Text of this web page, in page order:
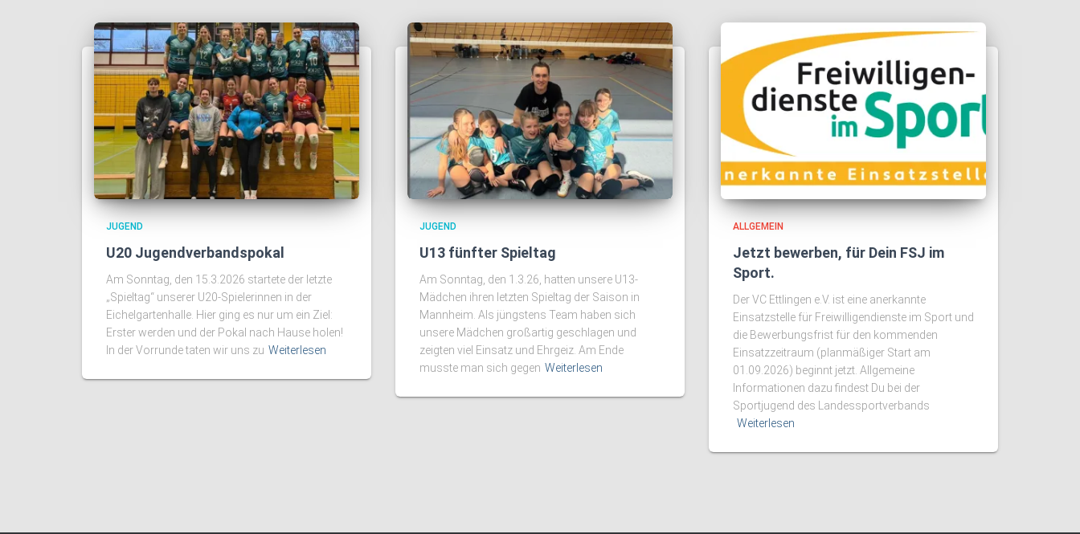
JUGEND
U20 Jugendverbandspokal
Am Sonntag, den 15.3.2026 startete der letzte
„Spieltag“ unserer U20-Spielerinnen in der
Eichelgartenhalle. Hier ging es nur um ein Ziel:
Erster werden und der Pokal nach Hause holen!
In der Vorrunde taten wir uns zu Weiterlesen
JUGEND
U13 fünfter Spieltag
Am Sonntag, den 1.3.26, hatten unsere U13-
Mädchen ihren letzten Spieltag der Saison in
Mannheim. Als jüngstens Team haben sich
unsere Mädchen großartig geschlagen und
zeigten viel Einsatz und Ehrgeiz. Am Ende
musste man sich gegen Weiterlesen
ALLGEMEIN
Jetzt bewerben, für Dein FSJ im
Sport.
Der VC Ettlingen e.V. ist eine anerkannte
Einsatzstelle für Freiwilligendienste im Sport und
die Bewerbungsfrist für den kommenden
Einsatzzeitraum (planmäßiger Start am
01.09.2026) beginnt jetzt. Allgemeine
Informationen dazu findest Du bei der
Sportjugend des Landessportverbands
Weiterlesen